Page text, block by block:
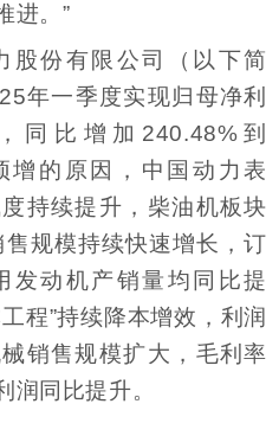
进。”
股份有限公司（以下简
年一季度实现归母净利
同比增加240.48%到
增的原因，中国动力表
持续提升，柴油机板块
规模持续快速增长，订
发动机产销量均同比提
程”持续降本增效，利润
销售规模扩大，毛利率
润同比提升。